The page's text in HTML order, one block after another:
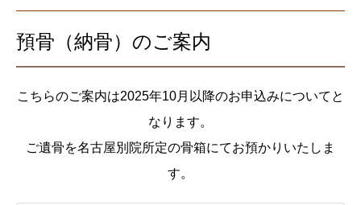
預骨（納骨）のご案内
こちらのご案内は2025年10月以降のお申込みについてと
なります。
ご遺骨を名古屋別院所定の骨箱にてお預かりいたしま
す。